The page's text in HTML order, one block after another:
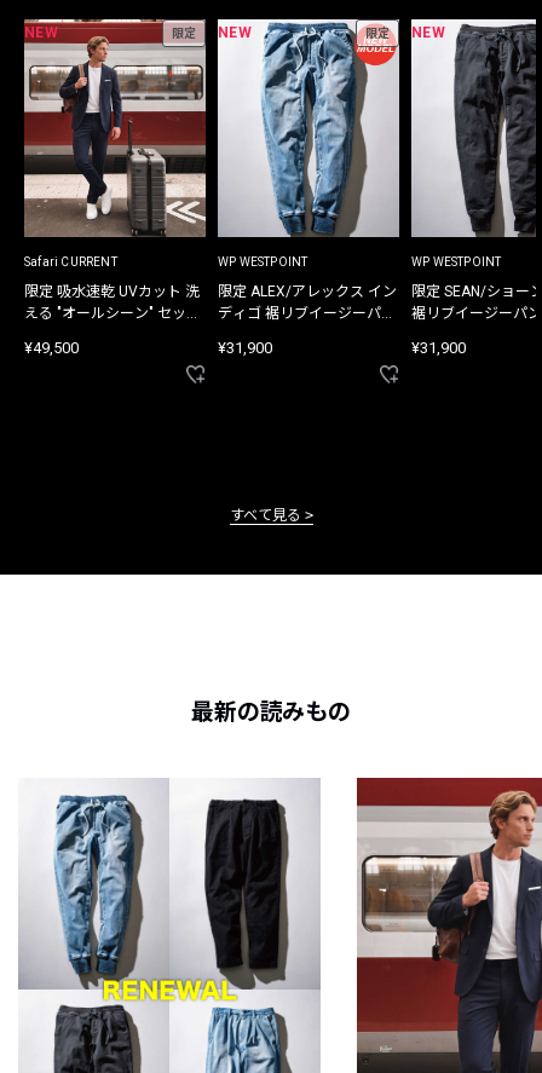
NEW 限定
Safari CURRENT
限定 吸水速乾 UVカット 洗
える "オールシーン" セット
¥49,500
NEW 限定
WP WESTPOINT
限定 ALEX/アレックス イン
ディゴ 裾リブイージーパン
¥31,900
NEW
WP WESTPOINT
限定 SEAN/ショー
裾リブイージーパ
¥31,900
すべて見る
最新の読みもの